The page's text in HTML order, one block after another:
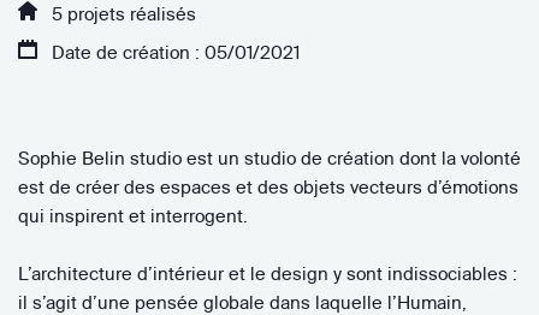
5 projets réalisés
Date de création : 05/01/2021
Sophie Belin studio est un studio de création dont la volonté
est de créer des espaces et des objets vecteurs d’émotions
qui inspirent et interrogent.
L’architecture d’intérieur et le design y sont indissociables :
il s’agit d’une pensée globale dans laquelle l’Humain,